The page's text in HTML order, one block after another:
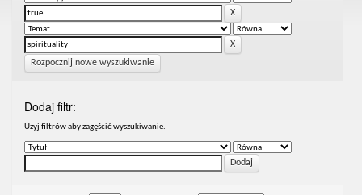
Rozpocznij nowe wyszukiwanie
Dodaj filtr:
Uzyj filtrów aby zagęścić wyszukiwanie.